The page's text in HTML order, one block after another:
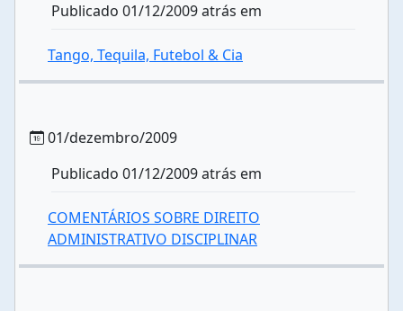
Publicado 01/12/2009 atrás em
Tango, Tequila, Futebol & Cia
01/dezembro/2009
Publicado 01/12/2009 atrás em
COMENTÁRIOS SOBRE DIREITO
ADMINISTRATIVO DISCIPLINAR